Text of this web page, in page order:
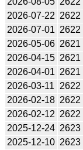
2026-07-22 2622
2026-07-01 2622
2026-05-06 2621
2026-04-15 2621
2026-04-01 2621
2026-03-11
2622
2026-02-18 2622
2026-02-12 2622
2025-12-24 2623
2025-12-10 2623